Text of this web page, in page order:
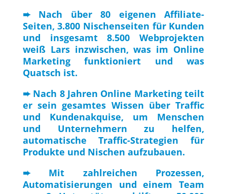
➨ Nach über 80 eigenen Affiliate-
Seiten, 3.800 Nischenseiten für Kunden
und insgesamt 8.500 Webprojekten
weiß Lars inzwischen, was im Online
Marketing funktioniert und was
Quatsch ist.
➨ Nach 8 Jahren Online Marketing teilt
er sein gesamtes Wissen über Traffic
und Kundenakquise, um Menschen
und Unternehmern zu helfen,
automatische Traffic-Strategien für
Produkte und Nischen aufzubauen.
➨ Mit zahlreichen Prozessen,
Automatisierungen und einem Team